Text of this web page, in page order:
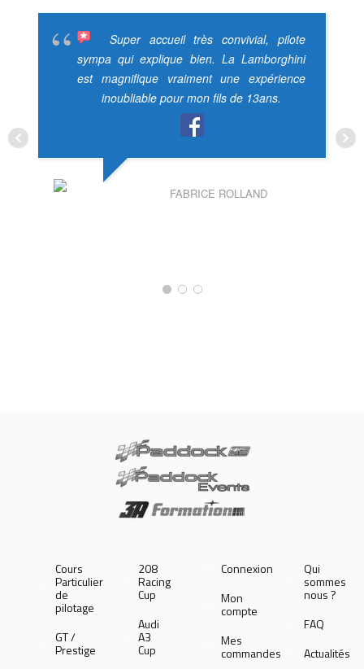
Super accueil très convivial, pilote
sympa qui explique bien. La Lamborghini
est magnifique vraiment une expérience
inoubliable pour mon fils de 13ans.
FABRICE ROLLAND
Cours
Particulier
de
pilotage
GT /
Prestige
208
Racing
Cup
Audi
A3
Cup
Connexion
Mon
compte
Mes
commandes
Qui
sommes
nous ?
FAQ
Actualités